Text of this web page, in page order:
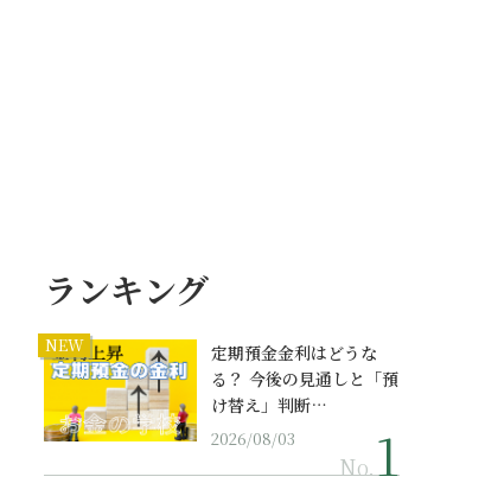
ランキング
NEW
定期預金金利はどうな
る？ 今後の見通しと「預
け替え」判断…
2026/08/03
No.